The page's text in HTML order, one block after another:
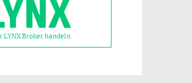
Broker handeln